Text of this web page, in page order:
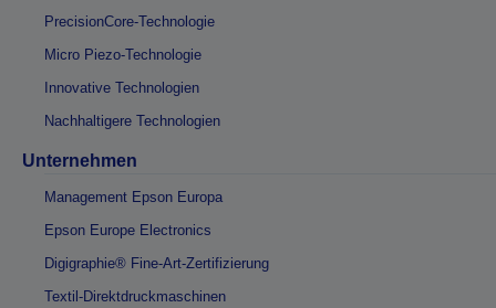
PrecisionCore-Technologie
Micro Piezo-Technologie
Innovative Technologien
Nachhaltigere Technologien
Unternehmen
Management Epson Europa
Epson Europe Electronics
Digigraphie® Fine-Art-Zertifizierung
Textil-Direktdruckmaschinen